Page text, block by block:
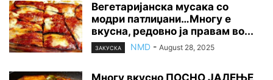
Вегетаријанска мусака со
модри патлиџани…Многу е
вкусна, редовно ја правам во...
ЗАКУСКА NMD - August 28, 2025